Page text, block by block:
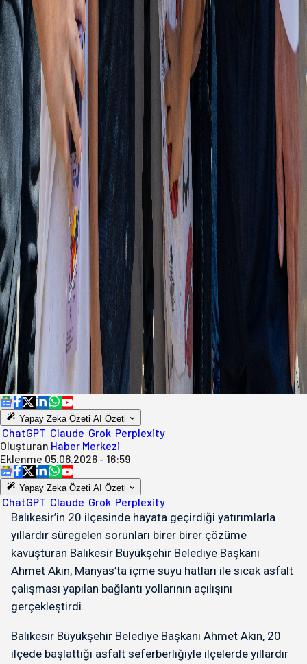
Yapay Zeka Özeti AI Özeti
ChatGPT Claude Grok Perplexity
Oluşturan Haber Merkezi
Eklenme 05.08.2026 - 16:59
Yapay Zeka Özeti AI Özeti
ChatGPT Claude Grok Perplexity
Balıkesir’in 20 ilçesinde hayata geçirdiği yatırımlarla
yıllardır süregelen sorunları birer birer çözüme
kavuşturan Balıkesir Büyükşehir Belediye Başkanı
Ahmet Akın, Manyas’ta içme suyu hatları ile sıcak asfalt
çalışması yapılan bağlantı yollarının açılışını
gerçekleştirdi.
Balıkesir Büyükşehir Belediye Başkanı Ahmet Akın, 20
ilçede başlattığı asfalt seferberliğiyle ilçelerde yıllardır